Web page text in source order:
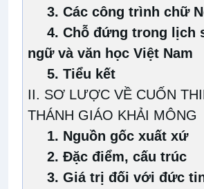
3.Các công trình chữ
4.Chỗ đứng trong lịch
ngữ và văn học Việt Nam
5.Tiểu kết
II. SƠ LƯỢC VỀ CUỐN
THÁNH GIÁO KHẢI MÔNG
1. Nguồn gốc xuất xứ
2.Đặc điểm, cấu trúc
3.Giá trị đối với đức